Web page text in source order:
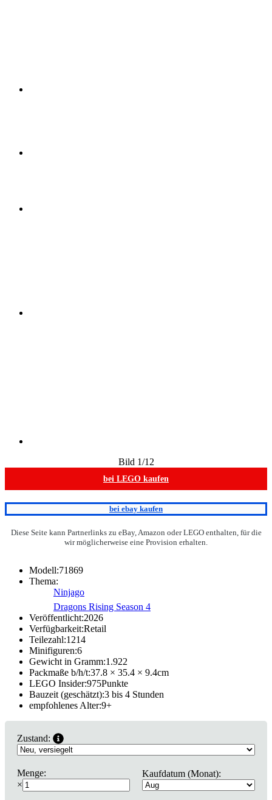
Bild 1/12
bei LEGO kaufen
bei ebay kaufen
Diese Seite kann Partnerlinks zu eBay, Amazon oder LEGO enthalten, für die
wir möglicherweise eine Provision erhalten.
Modell:71869
Thema:
Ninjago
Dragons Rising Season 4
Veröffentlicht:2026
Verfügbarkeit:Retail
Teilezahl:1214
Minifiguren:6
Gewicht in Gramm:1.922
Packmaße b/h/t:37.8 × 35.4 × 9.4cm
LEGO Insider:975Punkte
Bauzeit (geschätzt):3 bis 4 Stunden
empfohlenes Alter:9+
Zustand:
Menge:
×
Kaufdatum (Monat):